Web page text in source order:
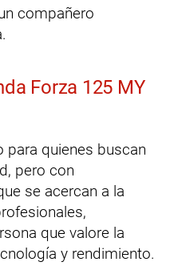
compañero
Forza 125 MY
para quienes buscan
pero con
se acercan a la
que valore la
y rendimiento.